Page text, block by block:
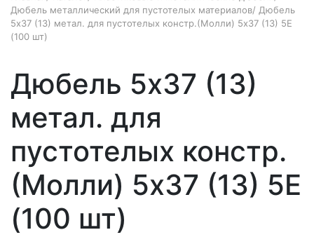
Дюбель металлический для пустотелых материалов/ Дюбель
5x37 (13) метал. для пустотелых констр.(Молли) 5х37 (13) 5Е
(100 шт)
Дюбель 5x37 (13)
метал. для
пустотелых констр.
(Молли) 5х37 (13) 5Е
(100 шт)